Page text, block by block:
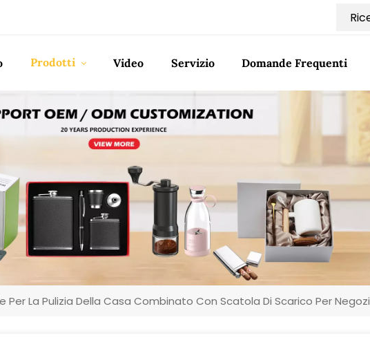
Prodotti Video Servizio Domande Frequenti
Per La Pulizia Della Casa Combinato Con Scatola Di Scarico Per Negozi